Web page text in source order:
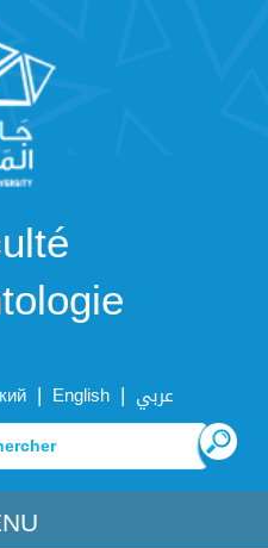
| English | عربي